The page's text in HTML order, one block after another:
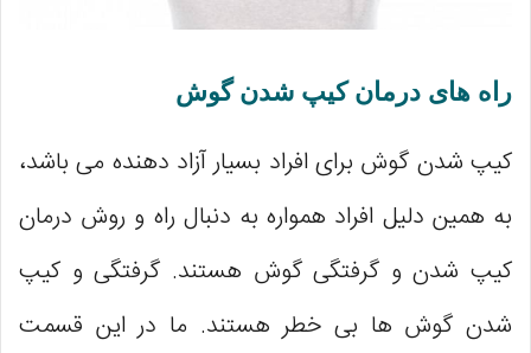
راه‌ های درمان کیپ شدن گوش
کیپ شدن گوش برای افراد بسیار آزاد دهنده می باشد،
به همین دلیل افراد همواره به دنبال راه و روش درمان
کیپ شدن و گرفتگی گوش هستند. گرفتگی و کیپ
شدن گوش ‌ها بی‌ خطر هستند. ما در این قسمت